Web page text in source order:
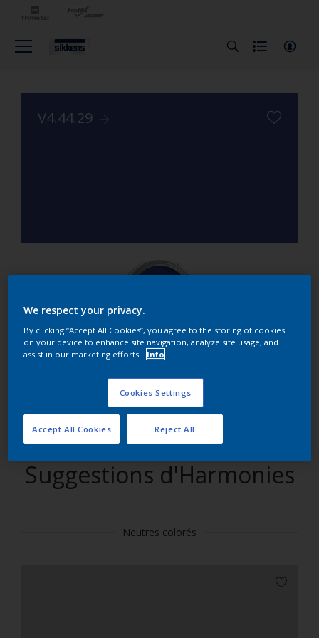
V4.44.29
Trouver des produits dans cette couleur
Allons-y
Suggestions d'Harmonies
Neutres colorés
We respect your privacy.
By clicking “Accept All Cookies”, you agree to the storing of cookies
on your device to enhance site navigation, analyze site usage, and
assist in our marketing efforts.
Info
Cookies Settings
Reject All
Accept All Cookies